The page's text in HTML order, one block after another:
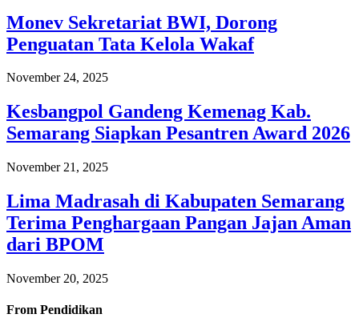
Monev Sekretariat BWI, Dorong
Penguatan Tata Kelola Wakaf
November 24, 2025
Kesbangpol Gandeng Kemenag Kab.
Semarang Siapkan Pesantren Award 2026
November 21, 2025
Lima Madrasah di Kabupaten Semarang
Terima Penghargaan Pangan Jajan Aman
dari BPOM
November 20, 2025
From Pendidikan